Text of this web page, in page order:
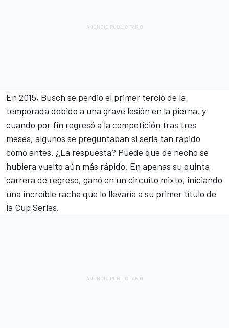
En 2015, Busch se perdió el primer tercio de la
temporada debido a una grave lesión en la pierna, y
cuando por fin regresó a la competición tras tres
meses, algunos se preguntaban si sería tan rápido
como antes. ¿La respuesta? Puede que de hecho se
hubiera vuelto aún más rápido. En apenas su quinta
carrera de regreso, ganó en un circuito mixto, iniciando
una increíble racha que lo llevaría a su primer título de
la Cup Series.